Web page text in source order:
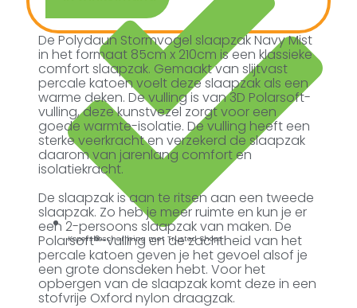
Kopersbescherming met Trusted Shops
De Polydaun Stormvogel slaapzak Navy Mist
in het formaat 85cm x 210cm is een klassieke
comfort slaapzak. Gemaakt van slijtvast
percale katoen voelt deze slaapzak als een
warme deken. De vulling is van 3D Polarsoft-
vulling, deze kunstvezel zorgt voor een
goede warmte-isolatie. De vulling heeft een
sterke veerkracht en verzekerd de slaapzak
daarom van jarenlang comfort en
isolatiekracht.
De slaapzak is aan te ritsen aan een tweede
slaapzak. Zo heb je meer ruimte en kun je er
een 2-persoons slaapzak van maken. De
Polarsoft®-vulling en de zachtheid van het
percale katoen geven je het gevoel alsof je
een grote donsdeken hebt. Voor het
opbergen van de slaapzak komt deze in een
stofvrije Oxford nylon draagzak.